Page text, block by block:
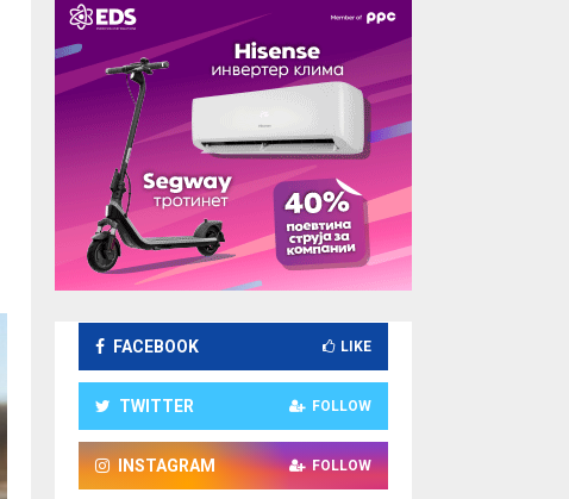
FACEBOOK LIKE
TWITTER FOLLOW
INSTAGRAM FOLLOW